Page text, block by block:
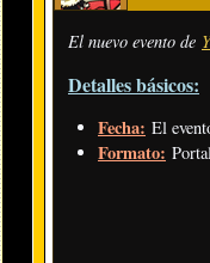
El nuevo evento de
Detalles básicos:
Fecha: El
Formato: